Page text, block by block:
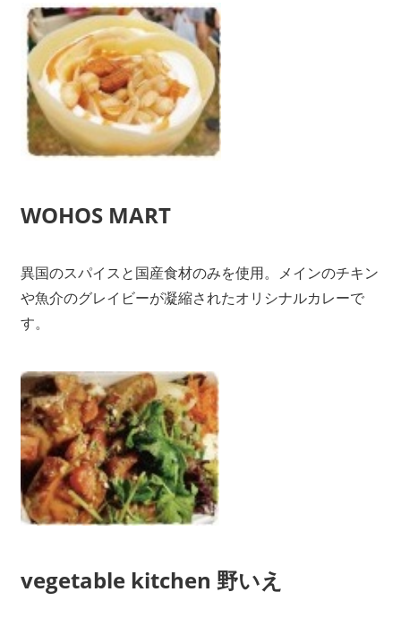
WOHOS MART
異国のスパイスと国産食材のみを使用。メインのチキン
や魚介のグレイビーが凝縮されたオリシナルカレーで
す。
vegetable kitchen 野いえ